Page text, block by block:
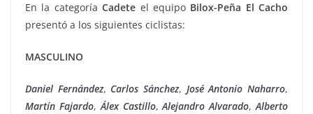
En la categoríaCadete el equipo Bilox-Peña El Cacho
presentó a los siguientes ciclistas:
MASCULINO
Daniel Fernández, Carlos Sánchez, José Antonio Naharro,
Martín Fajardo,Álex Castillo,Alejandro Alvarado,Alberto